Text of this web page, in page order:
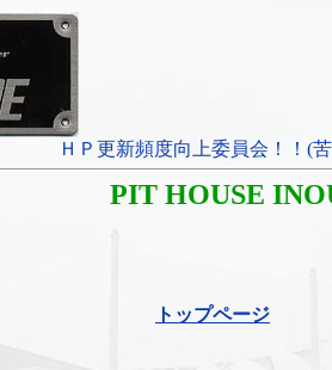
ＨＰ更新頻度向上委員会！！(
PIT HOUSE
トップページ